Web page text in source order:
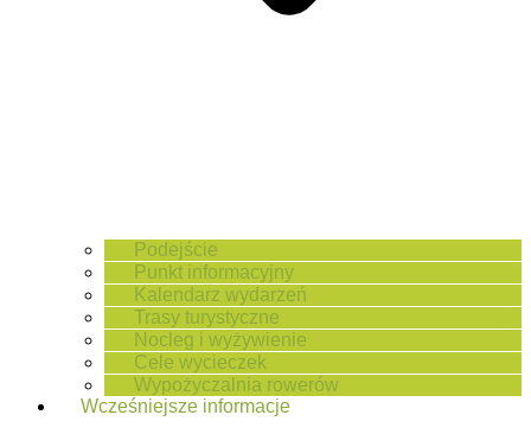
Podejście
Punkt informacyjny
Kalendarz wydarzeń
Trasy turystyczne
Nocleg i wyżywienie
Cele wycieczek
Wypożyczalnia rowerów
Wcześniejsze informacje